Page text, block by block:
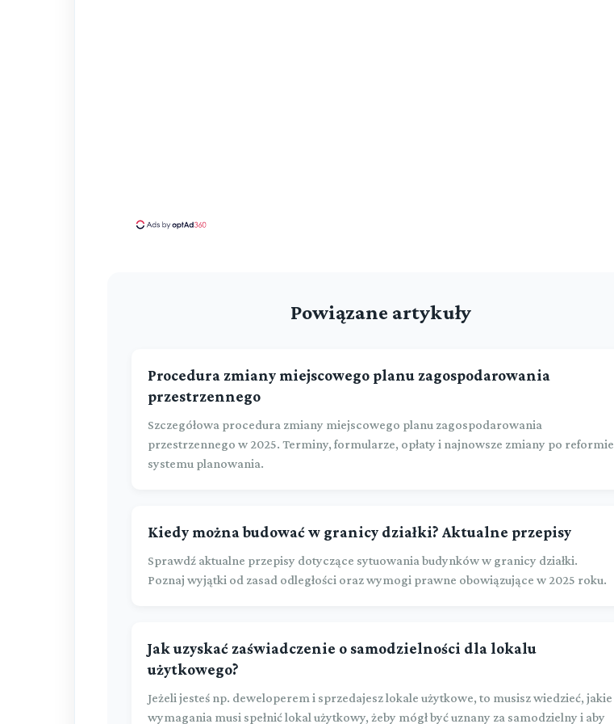
Powiązane artykuły
Procedura zmiany miejscowego planu zagospodarowania
przestrzennego
Szczegółowa procedura zmiany miejscowego planu zagospodarowania
przestrzennego w 2025. Terminy, formularze, opłaty i najnowsze zmiany po reformie
systemu planowania.
Kiedy można budować w granicy działki? Aktualne przepisy
Sprawdź aktualne przepisy dotyczące sytuowania budynków w granicy działki.
Poznaj wyjątki od zasad odległości oraz wymogi prawne obowiązujące w 2025 roku.
Jak uzyskać zaświadczenie o samodzielności dla lokalu
użytkowego?
Jeżeli jesteś np. deweloperem i sprzedajesz lokale użytkowe, to musisz wiedzieć, jakie
wymagania musi spełnić lokal użytkowy, żeby mógł być uznany za samodzielny i aby